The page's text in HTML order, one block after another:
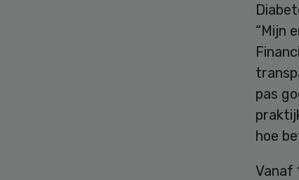
“Mijn
pas
hoe
Vanaf